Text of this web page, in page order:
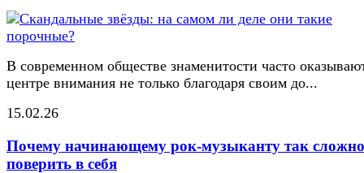
В современном обществе знаменитости часто
центре внимания не только благодаря своим до...
15.02.26
Почему начинающему рок-музыканту так сложно
поверить в себя